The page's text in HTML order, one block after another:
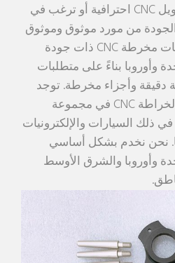
هل تبحث عن خدمات تحويل CNC احترافية أو ترغب في
من مورد موثوق وموثوق
به؟ تقدم Best Parts خدمات مخرطة CNC ذات جودة
وأوروبا بناءً على متطلبات
دقيقة وأجزاء مخرطة. توجد
تطبيقاتنا الدقيقة لأجزاء الخراطة CNC في مجموعة
ذلك السيارات والإلكترونيات
نحن نخدم بشكل أساسي
وأوروبا والشرق الأوسط